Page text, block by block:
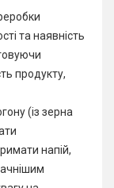
та наявність
продукту,
(із зерна
напій,